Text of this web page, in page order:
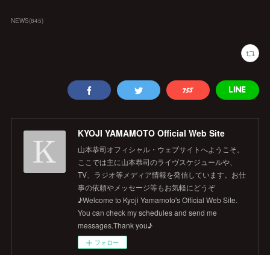
NEWS(845)
KYOJI YAMAMOTO Official Web Site
山本恭司オフィシャル・ウェブサイトへようこそ。
ここでは主に山本恭司のライヴスケジュールや、
TV、ラジオ等メディア情報を発信しています。お仕
事の依頼やメッセージ等もお気軽にどうぞ
♪Welcome to Kyoji Yamamoto's Official Web Site.
You can check my schedules and send me
messages.Thank you♪
フォロー